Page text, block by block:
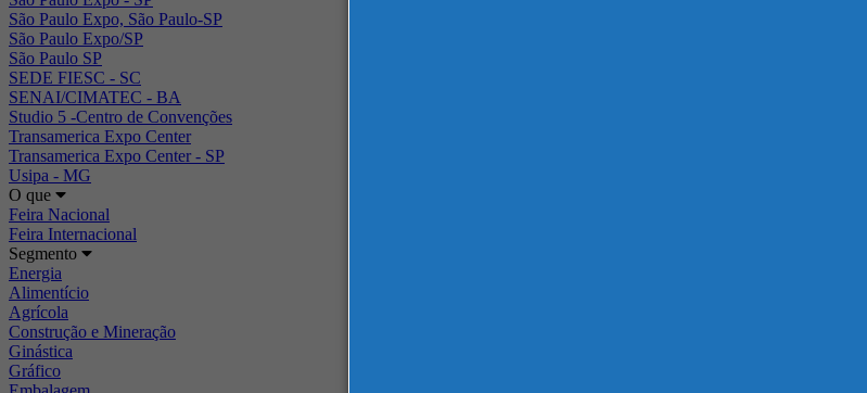
São Paulo Expo, São Paulo-SP
São Paulo Expo/SP
São Paulo SP
SEDE FIESC - SC
SENAI/CIMATEC - BA
Studio 5 -Centro de Convenções
Transamerica Expo Center
Transamerica Expo Center - SP
Usipa - MG
O que
Feira Nacional
Feira Internacional
Segmento
Energia
Alimentício
Agrícola
Construção e Mineração
Ginástica
Gráfico